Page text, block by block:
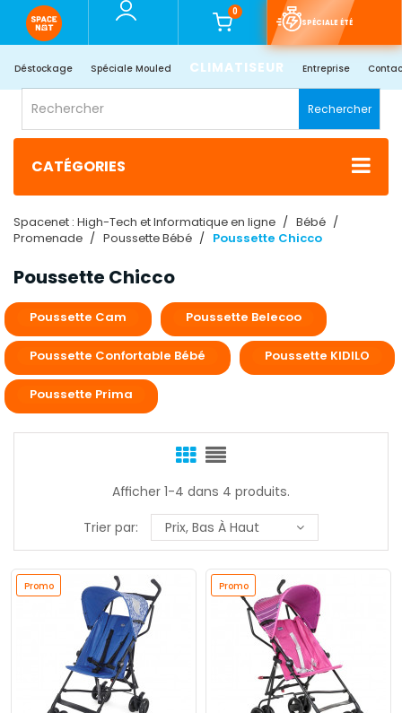
0
SPÉCIALE ÉTÉ
Déstockage Spéciale Mouled CLIMATISEUR Entreprise
Rechercher
CATÉGORIES
Spacenet : High-Tech et Informatique en ligne
Bébé
Promenade
Poussette Bébé Poussette Chicco
Poussette Chicco
Poussette Cam Poussette Belecoo
Poussette Confortable Bébé Poussette KIDILO
Poussette Prima
Afficher 1-4 dans 4 produits.
Trier par:
Prix, Bas À Haut
Promo Promo